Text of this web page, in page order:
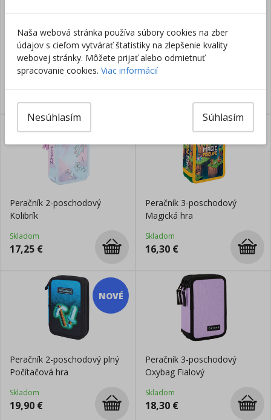
Peračník 3-poschodový Stil
Formula
Skladom
Peračník 3-poschodový
Motýľ fialový
Peračník 2-poschodový
Kolibrík
Skladom
17,25 €
Peračník 3-poschodový
Magická hra
Skladom
16,30 €
NOVÉ
Peračník 2-poschodový plný
Počítačová hra
Skladom
19,90 €
Peračník 3-poschodový
Oxybag Fialový
Skladom
18,30 €
Naša webová stránka používa súbory cookies na zber
údajov s cieľom vytvárať štatistiky na zlepšenie kvality
webovej stránky. Môžete prijať alebo odmietnuť
spracovanie cookies. Viac informácií
Súhlasím
Nesúhlasím